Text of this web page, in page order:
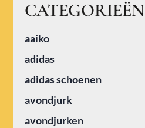
CATEGORIEËN
aaiko
adidas
adidas schoenen
avondjurk
avondjurken